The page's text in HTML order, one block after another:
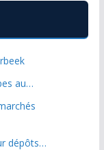
au…
dépôts…